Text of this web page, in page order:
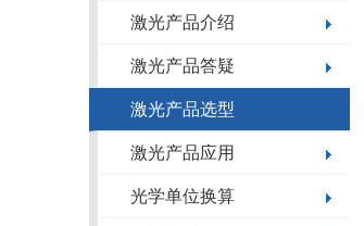
激光产品介绍
激光产品答疑
激光产品选型
激光产品应用
光学单位换算